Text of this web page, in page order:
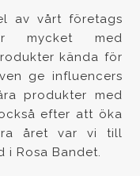
av vårt företags
mycket med
kända för
ge influencers
produkter med
efter att öka
året var vi till
i Rosa Bandet.